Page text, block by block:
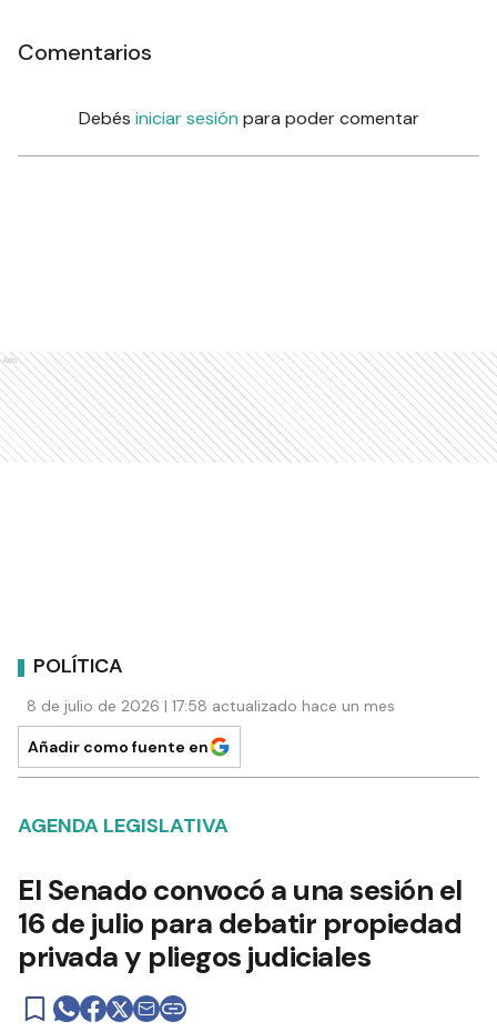
Comentarios
Debés iniciar sesión para poder comentar
Ads
POLÍTICA
8 de julio de 2026 | 17:58 actualizado hace un mes
Añadir como fuente en
AGENDA LEGISLATIVA
El Senado convocó a una sesión el
16 de julio para debatir propiedad
privada y pliegos judiciales